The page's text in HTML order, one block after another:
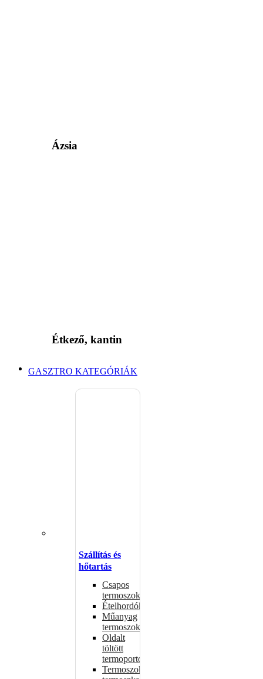
Ázsia
Étkező, kantin
GASZTRO KATEGÓRIÁK
Szállítás és
hőtartás
Csapos
termoszok
Ételhordók
Műanyag
termoszok
Oldalt
töltött
termoportok
Termoszok,